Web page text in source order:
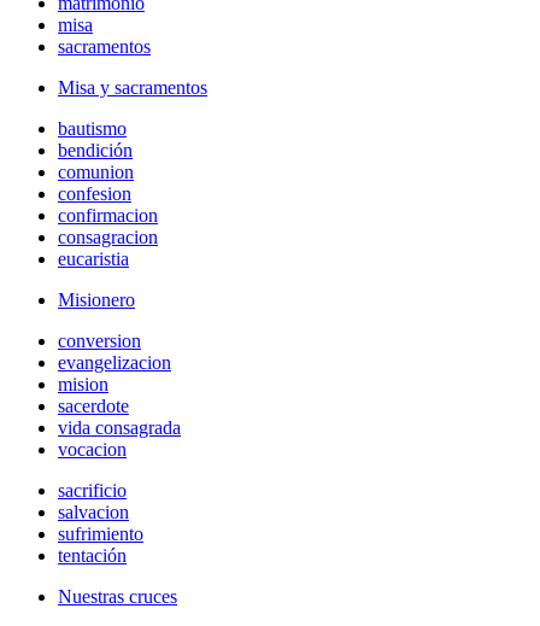
misa
sacramentos
Misa y sacramentos
bautismo
bendición
comunion
confesion
confirmacion
consagracion
eucaristia
Misionero
conversion
evangelizacion
mision
sacerdote
vida consagrada
vocacion
sacrificio
salvacion
sufrimiento
tentación
Nuestras cruces